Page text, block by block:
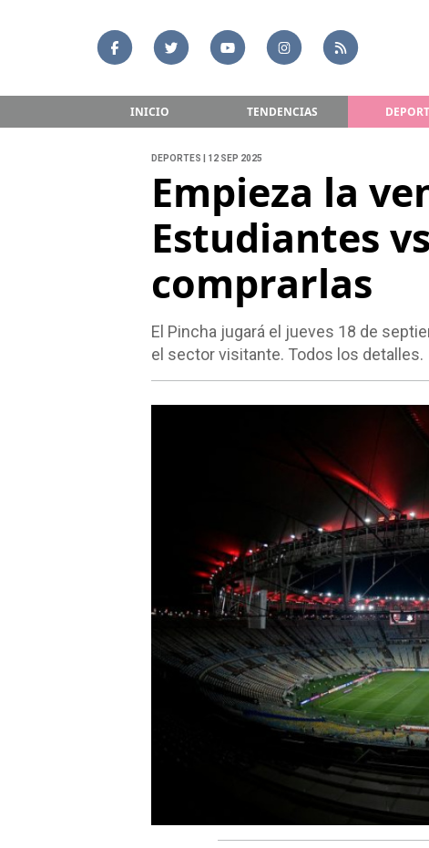
INICIO TENDENCIAS
DEPORTES | 12 SEP 2025
Empieza la
Estudiantes
comprarlas
El Pincha jugará el jueves 18 de
el sector visitante. Todos los detalles.